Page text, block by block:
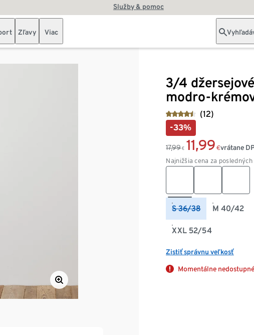
Služby & pomoc
Zľavy Viac
3/4
modro-
(12)
-33%
17,99 € 11,99 €
Najnižšia cena za
vrátane
S 36/38 M 40/42
XXL 52/54
Zistiť správnu veľkosť
Momentálne nedostupné